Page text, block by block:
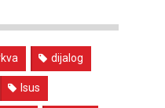
dijalog
Isus